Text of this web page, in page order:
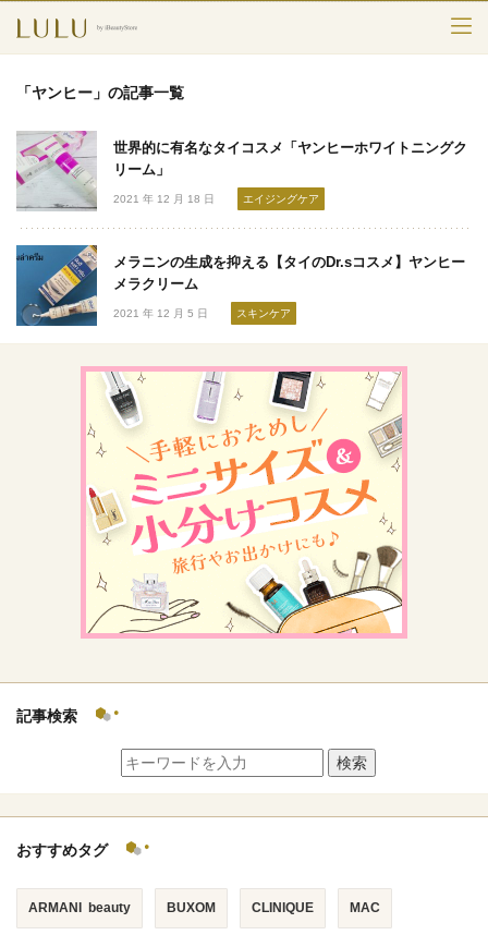
スキンケア
メークアップ
エイジングケア
フレグランス
ボディ＆ヘア
ライフスタイル
検索
「ヤンヒー」の記事一覧
世界的に有名なタイコスメ「ヤンヒーホワイトニングク
リーム」
2021 年 12 月 18 日 エイジングケア
メラニンの生成を抑える【タイのDr.sコスメ】ヤンヒー
メラクリーム
2021 年 12 月 5 日 スキンケア
記事検索
検索
おすすめタグ
ARMANI beauty BUXOM CLINIQUE MAC